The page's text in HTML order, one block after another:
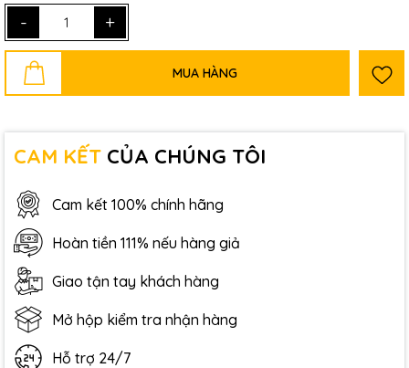
- +
MUA HÀNG
CAM KẾT CỦA CHÚNG TÔI
Cam kết 100% chính hãng
Hoàn tiền 111% nếu hàng giả
Giao tận tay khách hàng
Mở hộp kiểm tra nhận hàng
Hỗ trợ 24/7